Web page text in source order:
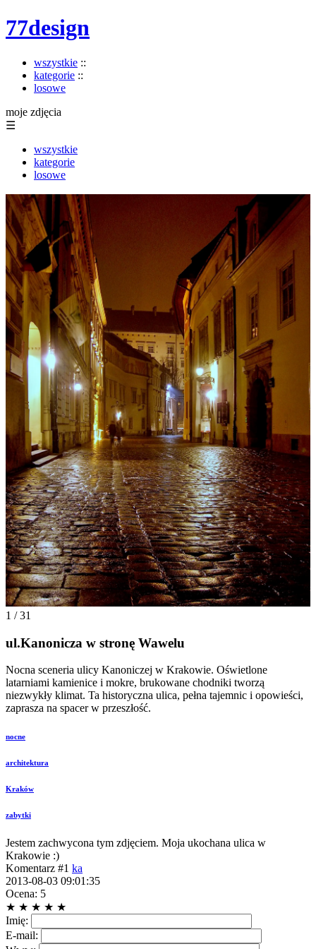
77design
wszystkie ::
kategorie ::
losowe
moje zdjęcia
☰
wszystkie
kategorie
losowe
1 / 31
ul.Kanonicza w stronę Wawelu
Nocna sceneria ulicy Kanoniczej w Krakowie. Oświetlone
latarniami kamienice i mokre, brukowane chodniki tworzą
niezwykły klimat. Ta historyczna ulica, pełna tajemnic i opowieści,
zaprasza na spacer w przeszłość.
nocne
architektura
Kraków
zabytki
Jestem zachwycona tym zdjęciem. Moja ukochana ulica w
Krakowie :)
Komentarz #1 ka
2013-08-03 09:01:35
Ocena: 5
★ ★ ★ ★ ★
Imię:
E-mail: